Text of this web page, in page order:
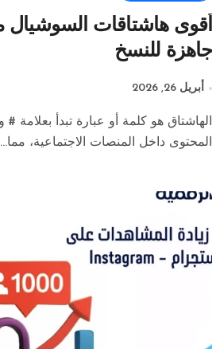
جاهزة للنسخ
أبريل 26, 2026
الهاشتاق هو كلمة أو عبارة تبدأ بعلامة # وتُستخدم لتصنيف
المحتوى داخل المنصات الاجتماعية، مما...